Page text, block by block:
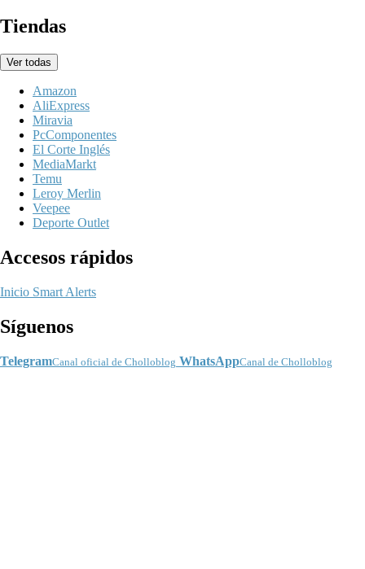
Tiendas
Ver todas
Amazon
AliExpress
Miravia
PcComponentes
El Corte Inglés
MediaMarkt
Temu
Leroy Merlin
Veepee
Deporte Outlet
Accesos rápidos
Inicio Smart Alerts
Síguenos
TelegramCanal oficial de Cholloblog WhatsAppCanal de Cholloblog